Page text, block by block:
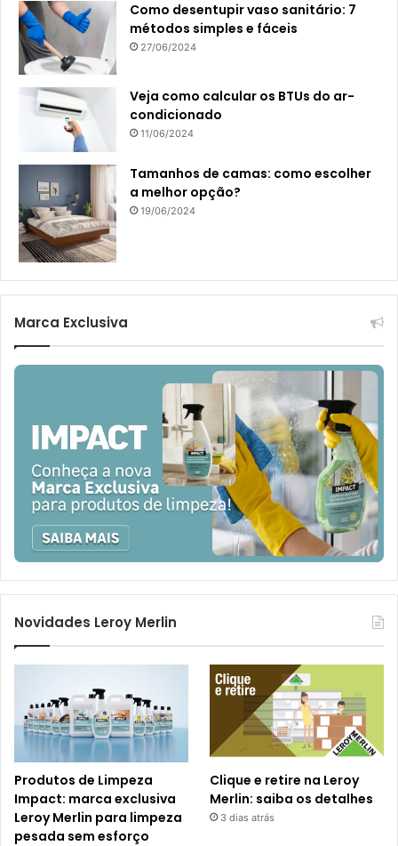
Como desentupir vaso sanitário: 7
métodos simples e fáceis
27/06/2024
Veja como calcular os BTUs do ar-
condicionado
11/06/2024
Tamanhos de camas: como escolher
a melhor opção?
19/06/2024
Marca Exclusiva
Novidades Leroy Merlin
Produtos de Limpeza
Impact: marca exclusiva
Leroy Merlin para limpeza
pesada sem esforço
Clique e retire na Leroy
Merlin: saiba os detalhes
3 dias atrás